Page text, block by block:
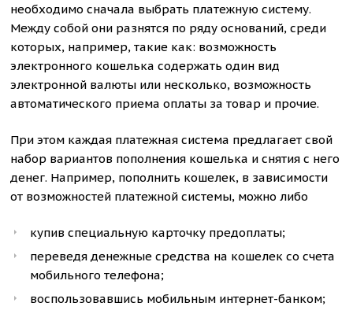
необходимо сначала выбрать платежную систему.
Между собой они разнятся по ряду оснований, среди
которых, например, такие как: возможность
электронного кошелька содержать один вид
электронной валюты или несколько, возможность
автоматического приема оплаты за товар и прочие.
При этом каждая платежная система предлагает свой
набор вариантов пополнения кошелька и снятия с него
денег. Например, пополнить кошелек, в зависимости
от возможностей платежной системы, можно либо
купив специальную карточку предоплаты;
переведя денежные средства на кошелек со счета
мобильного телефона;
воспользовавшись мобильным интернет-банком;